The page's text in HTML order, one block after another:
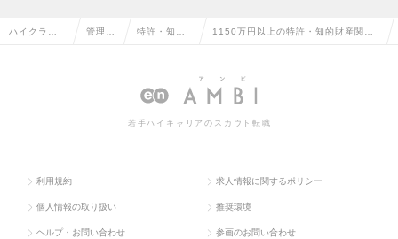
ハイクラス 管理部 特許・知的 1150万円以上の特許・知的財産関連
若手ハイキャリアのスカウト転職
利用規約 求人情報に関するポリシー
個人情報の取り扱い 推奨環境
ヘルプ・お問い合わせ 参画のお問い合わせ